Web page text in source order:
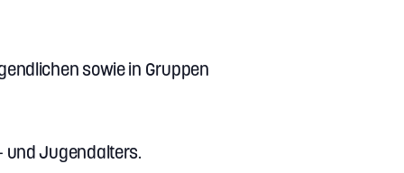
sowie in Gruppen
und Jugendalters.